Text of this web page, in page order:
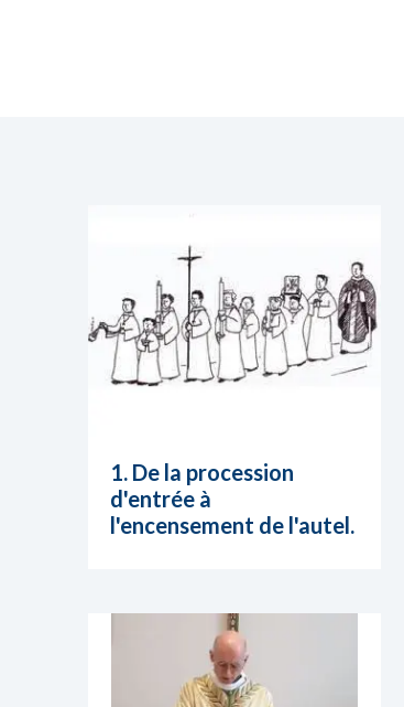
1. De la procession
d'entrée à
l'encensement de l'autel.